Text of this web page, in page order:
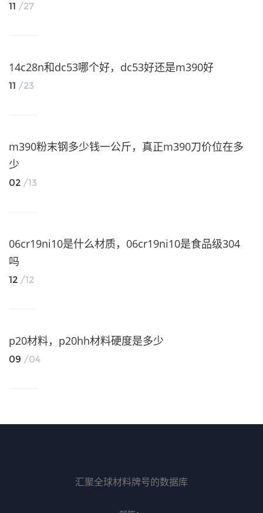
11 /27
14c28n和dc53哪个好，dc53好还是m390好
11 /23
m390粉末钢多少钱一公斤，真正m390刀价位在多
少
02 /13
06cr19ni10是什么材质，06cr19ni10是食品级304
吗
12 /12
p20材料，p20hh材料硬度是多少
09 /04
汇聚全球材料牌号的数据库